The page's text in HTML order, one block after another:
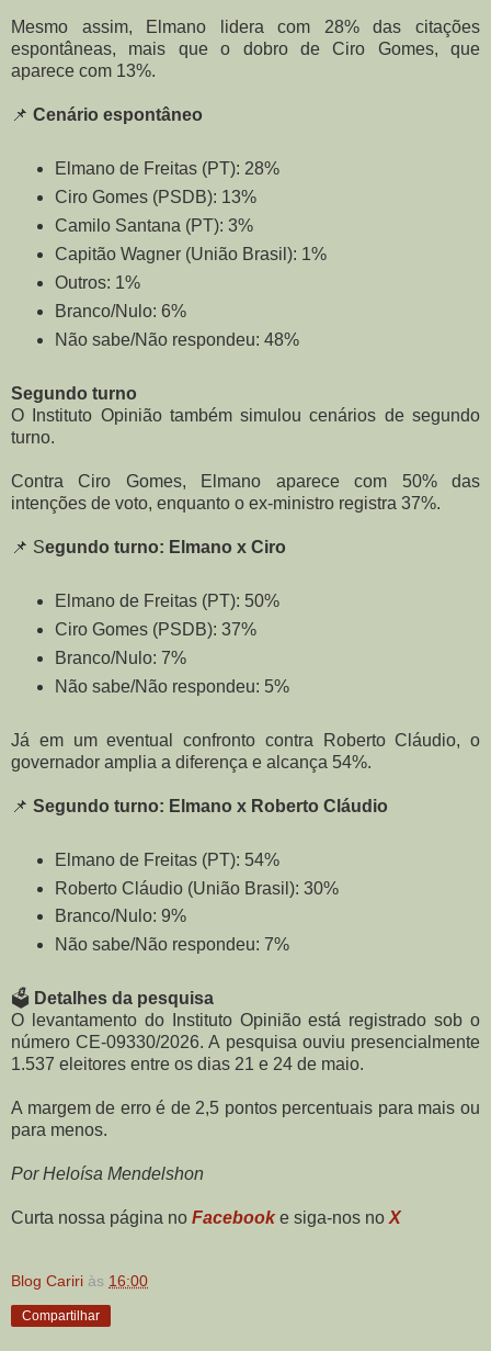
Mesmo assim, Elmano lidera com 28% das citações
espontâneas, mais que o dobro de Ciro Gomes, que
aparece com 13%.
📌 Cenário espontâneo
Elmano de Freitas (PT): 28%
Ciro Gomes (PSDB): 13%
Camilo Santana (PT): 3%
Capitão Wagner (União Brasil): 1%
Outros: 1%
Branco/Nulo: 6%
Não sabe/Não respondeu: 48%
Segundo turno
O Instituto Opinião também simulou cenários de segundo
turno.
Contra Ciro Gomes, Elmano aparece com 50% das
intenções de voto, enquanto o ex-ministro registra 37%.
📌 Segundo turno: Elmano x Ciro
Elmano de Freitas (PT): 50%
Ciro Gomes (PSDB): 37%
Branco/Nulo: 7%
Não sabe/Não respondeu: 5%
Já em um eventual confronto contra Roberto Cláudio, o
governador amplia a diferença e alcança 54%.
📌 Segundo turno: Elmano x Roberto Cláudio
Elmano de Freitas (PT): 54%
Roberto Cláudio (União Brasil): 30%
Branco/Nulo: 9%
Não sabe/Não respondeu: 7%
🗳️ Detalhes da pesquisa
O levantamento do Instituto Opinião está registrado sob o
número CE-09330/2026. A pesquisa ouviu presencialmente
1.537 eleitores entre os dias 21 e 24 de maio.
A margem de erro é de 2,5 pontos percentuais para mais ou
para menos.
Por Heloísa Mendelshon
Curta nossa página no Facebooke siga-nos no X
Blog Cariri às 16:00
Compartilhar